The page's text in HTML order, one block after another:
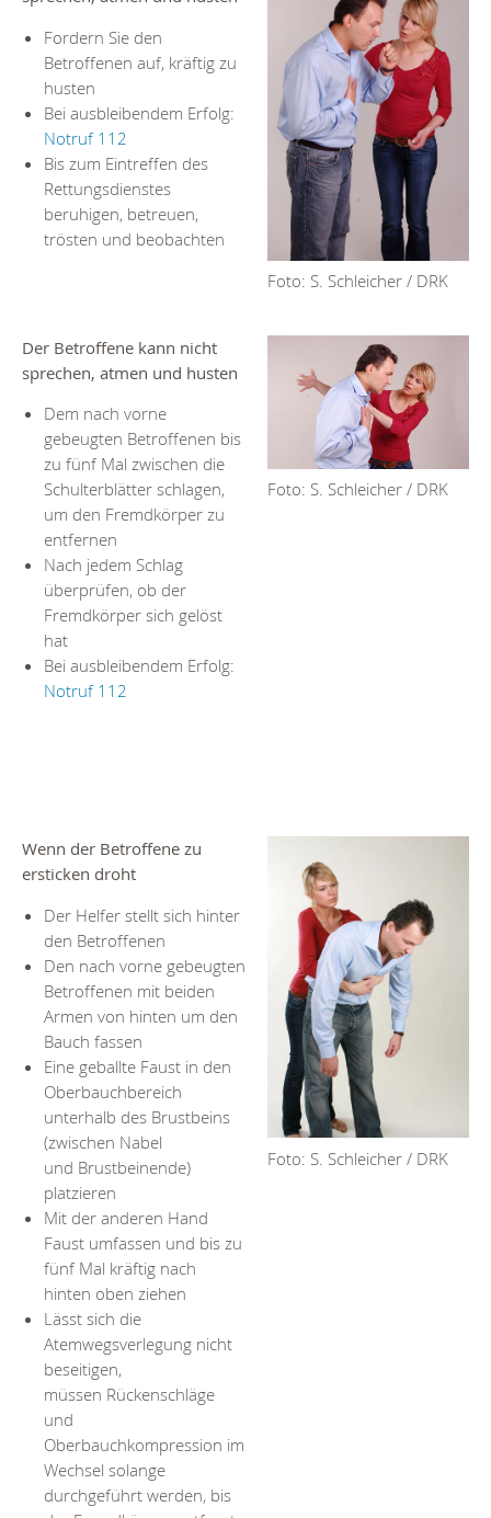
Foto: S. Schleicher / DRK
Fordern Sie den
Betroffenen auf, kräftig zu
husten
Bei ausbleibendem Erfolg:
Notruf 112
Bis zum Eintreffen des
Rettungsdienstes
beruhigen, betreuen,
trösten und beobachten
Foto: S. Schleicher / DRK
Der Betroffene kann nicht
sprechen, atmen und husten
Dem nach vorne
gebeugten Betroffenen bis
zu fünf Mal zwischen die
Schulterblätter schlagen,
um den Fremdkörper zu
entfernen
Nach jedem Schlag
überprüfen, ob der
Fremdkörper sich gelöst
hat
Bei ausbleibendem Erfolg:
Notruf 112
Foto: S. Schleicher / DRK
Wenn der Betroffene zu
ersticken droht
Der Helfer stellt sich hinter
den Betroffenen
Den nach vorne gebeugten
Betroffenen mit beiden
Armen von hinten um den
Bauch fassen
Eine geballte Faust in den
Oberbauchbereich
unterhalb des Brustbeins
(zwischen Nabel
und Brustbeinende)
platzieren
Mit der anderen Hand
Faust umfassen und bis zu
fünf Mal kräftig nach
hinten oben ziehen
Lässt sich die
Atemwegsverlegung nicht
beseitigen,
müssen Rückenschläge
und
Oberbauchkompression im
Wechsel solange
durchgeführt werden, bis